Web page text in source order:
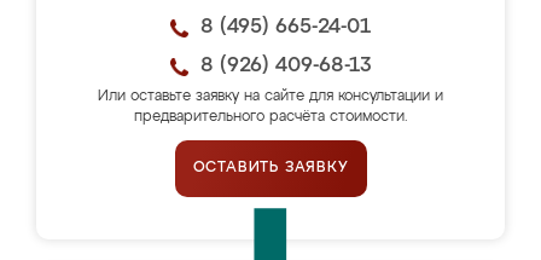
8 (495) 665-24-01
8 (926) 409-68-13
Или оставьте заявку на сайте для консультации и
предварительного расчёта стоимости.
ОСТАВИТЬ ЗАЯВКУ